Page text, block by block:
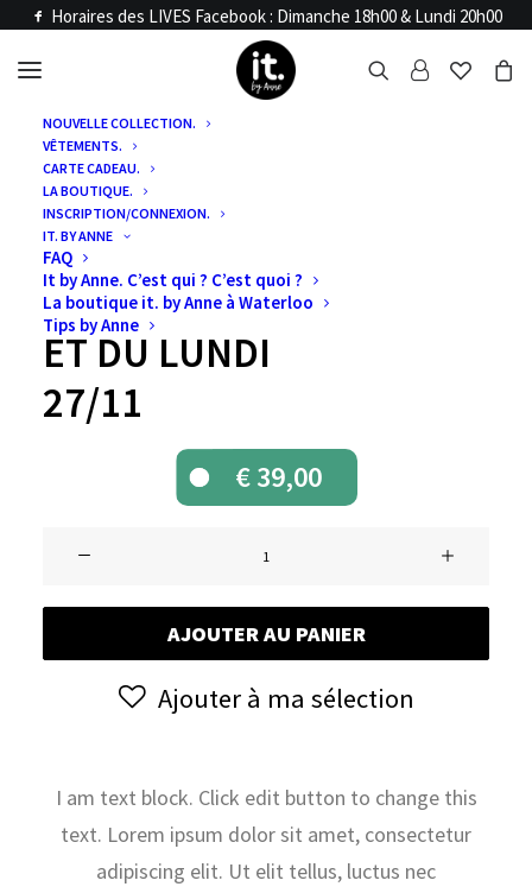
Horaires des LIVES Facebook : Dimanche 18h00 & Lundi 20h00
NOUVELLE COLLECTION.
VÊTEMENTS.
CARTE CADEAU.
LA BOUTIQUE.
INSCRIPTION/CONNEXION.
IT. BY ANNE
FAQ
It by Anne. C’est qui ? C’est quoi ?
La boutique it. by Anne à Waterloo
Tips by Anne
Accueil Articles LIVE
VENTE LIVE :
VENTES LIVE DU
DIMANCHE 26/11
ET DU LUNDI
27/11
€39,00
Vente
live
:
Ventes
Dimanche
et
du
AJOUTER AU PANIER
Ajouter à ma sélection
I am text block. Click edit button to change this
text. Lorem ipsum dolor sit amet, consectetur
adipiscing elit. Ut elit tellus, luctus nec